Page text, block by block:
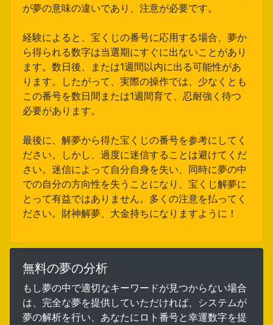
が夢の意味の違いであり、注意が必要です。
経験によると、宝くじの番号に応用する場合、夢か
ら得られる数字は当選期にすぐに出ないことがあり
ます。数日後、または1週間以内に出る可能性があ
ります。したがって、実際の操作では、少なくとも
この番号を数日間または1週間育て、忍耐強く待つ
必要があります。
最後に、解夢から得た宝くじの番号を参考にしてく
ださい。しかし、過度に迷信することは避けてくだ
さい。迷信によって自分自身を失い、同時に夢の中
での自分の方向性を失うことになり、宝くじ解夢に
とって有益ではありません。多くの注意を払ってく
ださい。財神解夢、大金持ちになりますように！
無料の夢の分析
もし夢の中で適切なキーワードが見つからない場合
は、完全な夢を提供していただければ、システムが
夢の解析を行い、あなたにロト番号と幸運数字を提